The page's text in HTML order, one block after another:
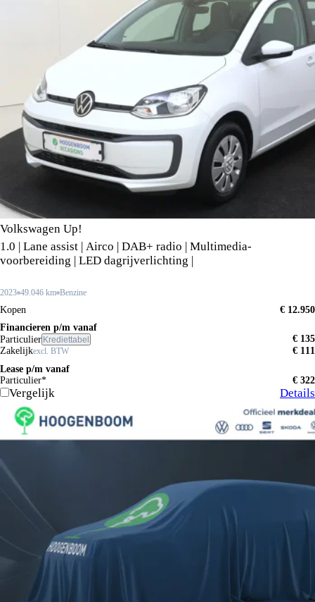
Volkswagen Up!
1.0 | Lane assist | Airco | DAB+ radio | Multimedia-
voorbereiding | LED dagrijverlichting |
2023 49.046 km Benzine
Kopen
€ 12.950
Financieren p/m vanaf
Particulier Krediettabel
€ 135
Zakelijkexcl. BTW
€ 111
Lease p/m vanaf
Particulier*
€ 322
Vergelijk Details